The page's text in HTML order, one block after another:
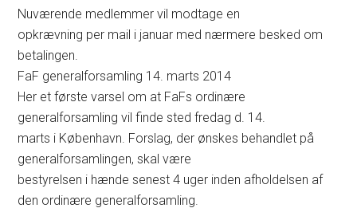
Nuværende medlemmer vil modtage en
opkrævning per mail i januar med nærmere besked om
betalingen.
FaF generalforsamling 14. marts 2014
Her et første varsel om at FaFs ordinære
generalforsamling vil finde sted fredag d. 14.
marts i København. Forslag, der ønskes behandlet på
generalforsamlingen, skal være
bestyrelsen i hænde senest 4 uger inden afholdelsen af
den ordinære generalforsamling.